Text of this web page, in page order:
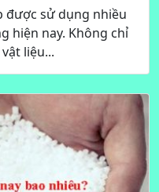
được sử dụng nhiều
hiện nay. Không chỉ
liệu...